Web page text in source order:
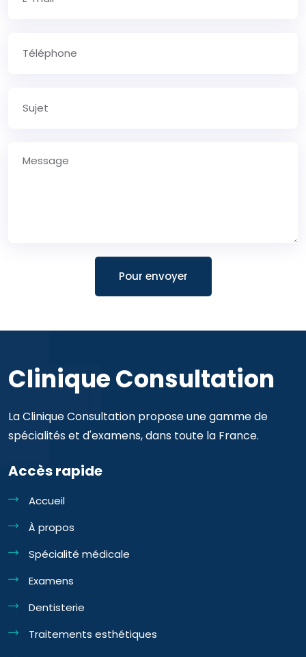
Pour envoyer
Clinique Consultation
La Clinique Consultation propose une gamme de
spécialités et d'examens, dans toute la France.
Accès rapide
Accueil
À propos
Spécialité médicale
Examens
Dentisterie
Traitements esthétiques